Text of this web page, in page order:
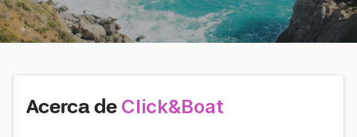
Acerca de Click&Boat